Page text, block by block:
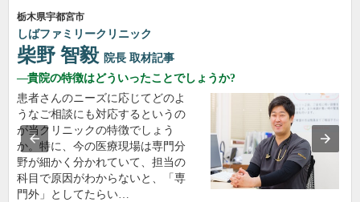
栃木県宇都宮市
しばファミリークリニック
柴野 智毅 院長 取材記事
貴院の特徴はどういったことでしょうか?
患者さんのニーズに応じてどのよ
うなご相談にも対応するというの
が当クリニックの特徴でしょう
か。特に、今の医療現場は専門分
野が細かく分かれていて、担当の
科目で原因がわからないと、「専
門外」としてたらい…